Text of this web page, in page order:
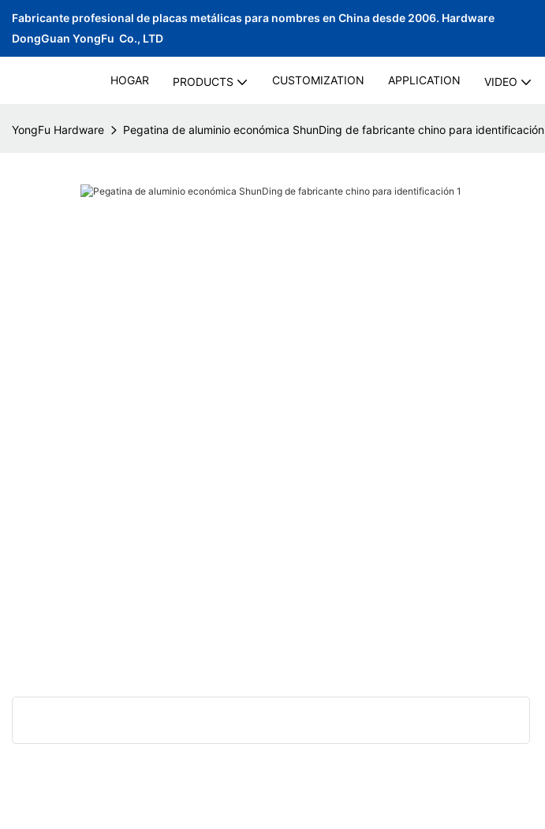
Fabricante profesional de placas metálicas para nombres en China desde 2006. Hardware
DongGuan YongFu Co., LTD
HOGAR PRODUCTS CUSTOMIZATION APPLICATION VIDEO
YongFu Hardware Pegatina de aluminio económica ShunDing de fabricante chino para identificación